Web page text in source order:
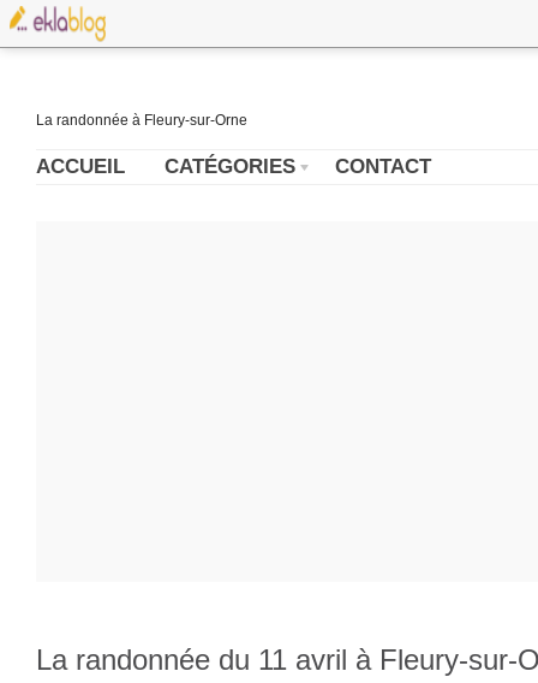
La randonnée à Fleury-sur-Orne
ACCUEIL CATÉGORIES CONTACT
La randonnée du 11 avril à Fleury-sur-